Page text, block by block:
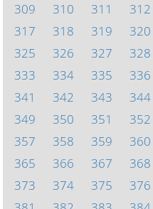
309
310 311 312
317
318 319 320
325
326 327 328
333
334 335 336
341
342 343 344
349
350 351 352
357
358 359 360
365
366 367 368
373
374 375 376